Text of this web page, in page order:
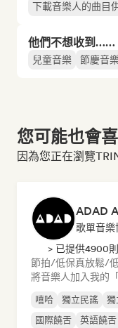
下載音樂人的曲目
他們不想收到……
兒童音樂 節慶音
您可能也會
因為您正在瀏覽
ADAD
歌單音樂
> 已提供4900
節拍/低保真放鬆/
將音樂人加入我的
嘻哈 獨立民謠 獨
國際饒舌
英語饒舌